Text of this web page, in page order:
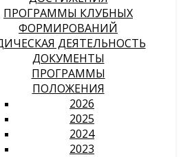
ПРОГРАММЫ КЛУБНЫХ
ФОРМИРОВАНИЙ
ДЕЯТЕЛЬНОСТЬ
ДОКУМЕНТЫ
ПРОГРАММЫ
ПОЛОЖЕНИЯ
2026
2025
2024
2023